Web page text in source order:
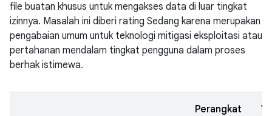
file buatan khusus untuk mengakses data di luar tingkat
izinnya. Masalah ini diberi rating Sedang karena merupakan
pengabaian umum untuk teknologi mitigasi eksploitasi atau
pertahanan mendalam tingkat pengguna dalam proses
berhak istimewa.
Perangkat